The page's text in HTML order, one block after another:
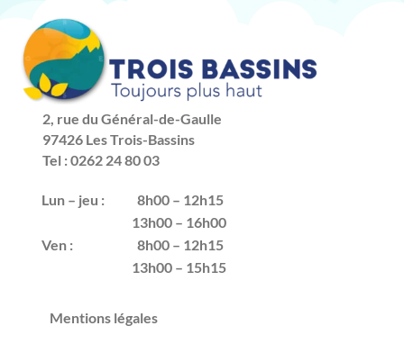
2, rue du Général-de-Gaulle
97426 Les Trois-Bassins
Tel : 0262 24 80 03
Lun – jeu :
8h00 – 12h15
13h00 – 16h00
Ven :
8h00 – 12h15
13h00 – 15h15
Mentions légales